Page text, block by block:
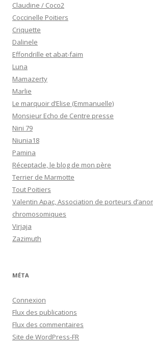
Claudine / Coco2
Coccinelle Poitiers
Criquette
Dalinele
Effondrille et abat-faim
Luna
Mamazerty
Marlie
Le marquoir d’Elise (Emmanuelle)
Monsieur Echo de Centre presse
Nini 79
Niunia18
Pamina
Réceptacle, le blog de mon père
Terrier de Marmotte
Tout Poitiers
Valentin Apac, Association de porteurs
chromosomiques
Virjaja
Zazimuth
MÉTA
Connexion
Flux des publications
Flux des commentaires
Site de WordPress-FR